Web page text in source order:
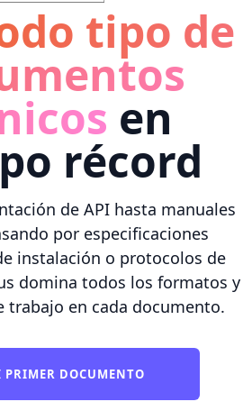
tipo de
en
récord
de API hasta manuales
por especificaciones
instalación o protocolos de
domina todos los formatos y
trabajo en cada documento.
PRIMER DOCUMENTO